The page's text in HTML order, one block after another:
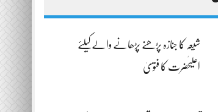
شیعہ کا جنازہ پڑھنے پڑھانے والےکیلئے
اعلیٰحضرت کا فتویٰ